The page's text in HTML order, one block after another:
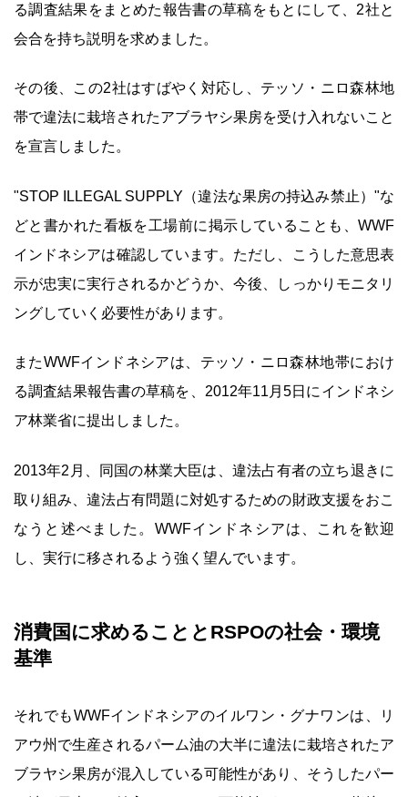
る調査結果をまとめた報告書の草稿をもとにして、2社と
会合を持ち説明を求めました。
その後、この2社はすばやく対応し、テッソ・ニロ森林地
帯で違法に栽培されたアブラヤシ果房を受け入れないこと
を宣言しました。
"STOP ILLEGAL SUPPLY（違法な果房の持込み禁止）"な
どと書かれた看板を工場前に掲示していることも、WWF
インドネシアは確認しています。ただし、こうした意思表
示が忠実に実行されるかどうか、今後、しっかりモニタリ
ングしていく必要性があります。
またWWFインドネシアは、テッソ・ニロ森林地帯におけ
る調査結果報告書の草稿を、2012年11月5日にインドネシ
ア林業省に提出しました。
2013年2月、同国の林業大臣は、違法占有者の立ち退きに
取り組み、違法占有問題に対処するための財政支援をおこ
なうと述べました。WWFインドネシアは、これを歓迎
し、実行に移されるよう強く望んでいます。
消費国に求めることとRSPOの社会・環境
基準
それでもWWFインドネシアのイルワン・グナワンは、リ
アウ州で生産されるパーム油の大半に違法に栽培されたア
ブラヤシ果房が混入している可能性があり、そうしたパー